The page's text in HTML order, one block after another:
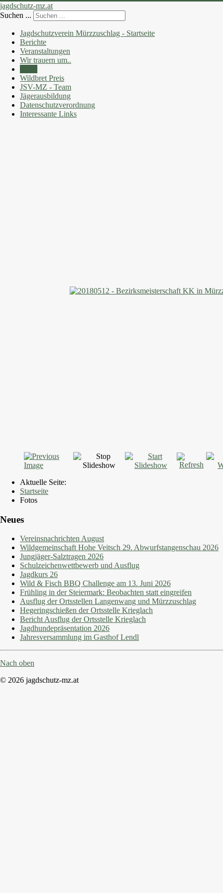
jagdschutz-mz.at
Suchen ...
Jagdschutzverein Mürzzuschlag - Startseite
Berichte
Veranstaltungen
Wir trauern um..
Wildbret Preis
JSV-MZ - Team
Jägerausbildung
Datenschutzverordnung
Interessante Links
Aktuelle Seite:
Startseite
Fotos
Neues
Vereinsnachrichten August
Wildgemeinschaft Hohe Veitsch 29. Abwurfstangenschau 2026
Jungjäger-Salztragen 2026
Schulzeichenwettbewerb und Ausflug
Jagdkurs 26
Wild & Fisch BBQ Challenge am 13. Juni 2026
Frühling in der Steiermark: Beobachten statt eingreifen
Ausflug der Ortsstellen Langenwang und Mürzzuschlag
Hegeringschießen der Ortsstelle Krieglach
Bericht Ausflug der Ortsstelle Krieglach
Jagdhundepräsentation 2026
Jahresversammlung im Gasthof Lendl
Nach oben
© 2026 jagdschutz-mz.at